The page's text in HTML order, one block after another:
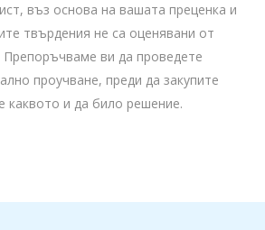
въз основа на вашата преценка и
твърдения не са оценявани от
Препоръчваме ви да проведете
проучване, преди да закупите
каквото и да било решение.